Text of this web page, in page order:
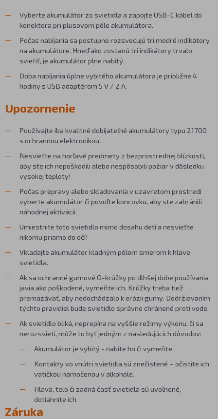
Vyberte akumulátor zo svietidla a zapojte USB-C kábel do
konektora pri plusovom póle akumulátora.
Počas nabíjania sa postupne rozsvecujú tri modré indikátory
na akumulátore. Hneď ako zostanú tri indikátory trvalo
svietiť, je akumulátor plne nabitý.
Doba nabíjania úplne vybitého akumulátora je približne 4
hodiny s USB adaptérom 5 V / 2 A.
Upozornenie
Používajte iba kvalitné dobíjateľné akumulátory typu 21700
s ochrannou elektronikou.
Nesvieťte na horľavé predmety z bezprostrednej blízkosti,
aby ste ich nepoškodili alebo nespôsobili požiar v dôsledku
vysokej teploty!
Počas prepravy alebo skladovania v uzavretom prostredí
vyberte akumulátor či povoľte koncovku, aby ste zabránili
náhodnej aktivácii.
Umiestnite toto svietidlo mimo dosahu detí a nesvieťte
nikomu priamo do očí!
Vkladajte akumulátor kladným pólom smerom k hlave
svietidla.
Ak sa ochranné gumové O-krúžky po dlhšej dobe používania
javia ako poškodené, vymeňte ich. Krúžky treba tiež
premazávať, aby nedochádzalo k erózii gumy. Dodržiavaním
týchto pravidiel bude svietidlo správne chránené proti vode.
Ak svietidlo bliká, neprepína na vyššie režimy výkonu, či sa
nerozsvieti, môže to byť jedným z nasledujúcich dôvodov:
Akumulátor je vybitý - nabite ho či vymeňte.
Kontakty vo vnútri svietidla sú znečistené – očistite ich
vatičkou namočenou v alkohole.
Hlava, telo či zadná časť svietidla sú uvoľnené,
dotiahnite ich.
Záruka